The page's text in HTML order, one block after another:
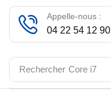
Rechercher Core i7
Appelle-nous :
04 22 54 12 90